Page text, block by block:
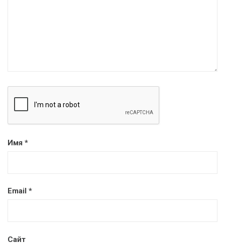
Имя *
Email *
Сайт